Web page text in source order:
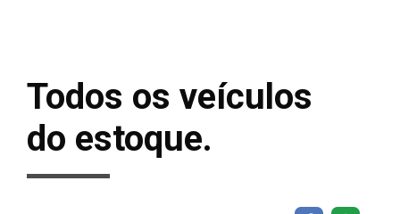
Todos os veículos
do estoque.